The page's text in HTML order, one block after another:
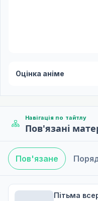
Оцінка аніме
Навігація по тайтлу
Пов'язані
Пов'язане
Пітьма